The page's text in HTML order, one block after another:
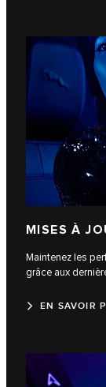
MISES À
Maintenez les
grâce aux
EN SAVOIR